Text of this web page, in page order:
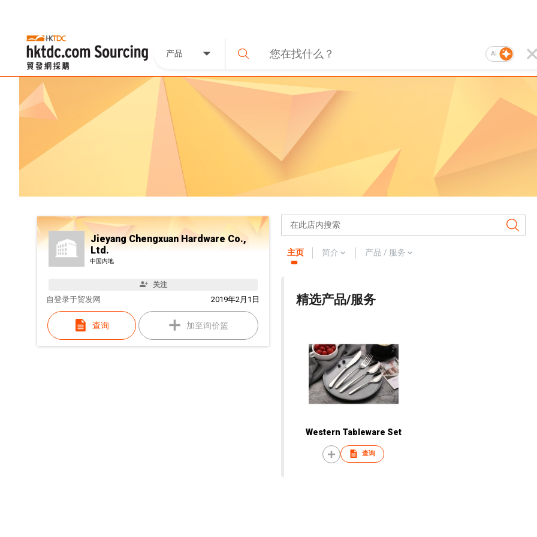
产品 AI
Jieyang Chengxuan Hardware Co.,
Ltd.
中国内地
关注
自 2019年2月1日
登录于贸发网
查询 加至询价篮
主页 简介 产品 / 服务
精选产品/服务
Western Tableware Set
查询